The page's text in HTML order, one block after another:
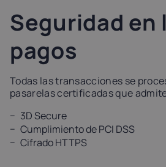
Seguridad en
pagos
Todas las transacciones se
pasarelas certificadas que
3D Secure
Cumplimiento de PCI DSS
Cifrado HTTPS